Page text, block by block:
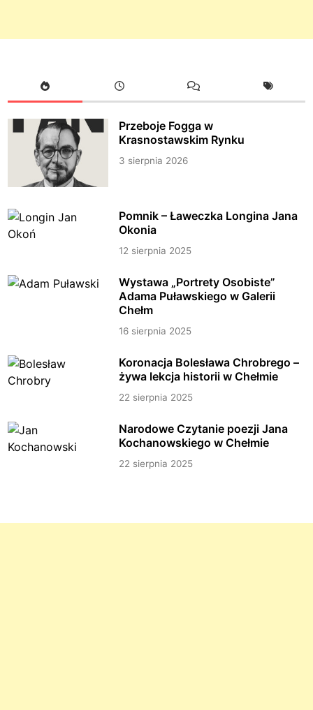
Przeboje Fogga w
Krasnostawskim Rynku
3 sierpnia 2026
Pomnik – Ławeczka Longina Jana
Okonia
12 sierpnia 2025
Wystawa „Portrety Osobiste”
Adama Puławskiego w Galerii
Chełm
16 sierpnia 2025
Koronacja Bolesława Chrobrego –
żywa lekcja historii w Chełmie
22 sierpnia 2025
Narodowe Czytanie poezji Jana
Kochanowskiego w Chełmie
22 sierpnia 2025